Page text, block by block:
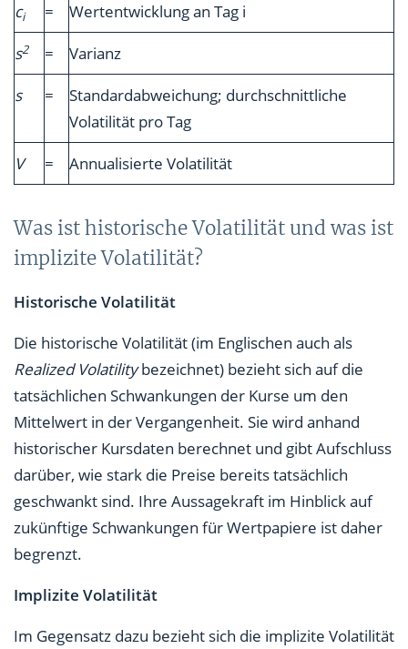
ci =
Wertentwicklung an Tag i
s2 =
Varianz
s
=
Standardabweichung; durchschnittliche
Volatilität pro Tag
V
= Annualisierte Volatilität
Was ist historische Volatilität und was ist
implizite Volatilität?
Historische Volatilität
Die historische Volatilität (im Englischen auch als
Realized Volatilitybezeichnet) bezieht sich auf die
tatsächlichen Schwankungen der Kurse um den
Mittelwert in der Vergangenheit. Sie wird anhand
historischer Kursdaten berechnet und gibt Aufschluss
darüber, wie stark die Preise bereits tatsächlich
geschwankt sind. Ihre Aussagekraft im Hinblick auf
zukünftige Schwankungen für Wertpapiere ist daher
begrenzt.
Implizite Volatilität
Im Gegensatz dazu bezieht sich die implizite Volatilität